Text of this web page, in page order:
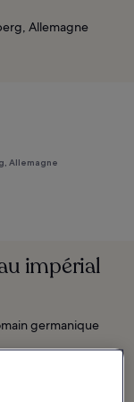
Allemagne
Allemagne
impérial
germanique